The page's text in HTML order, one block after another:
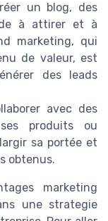
un blog, des
à attirer et à
marketing, qui
de valeur, est
des leads
avec des
produits ou
sa portée et
obtenus.
marketing
une strategie